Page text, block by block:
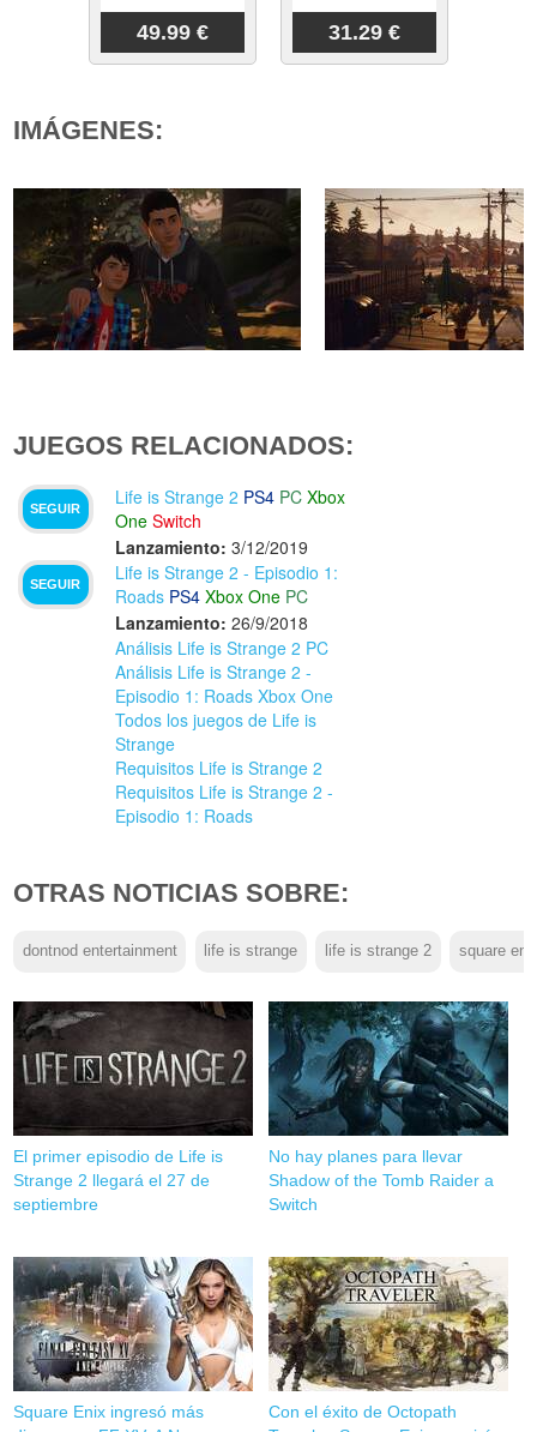
49.99 € 31.29 €
IMÁGENES:
JUEGOS RELACIONADOS:
SEGUIR
Life is Strange 2 PS4 PC Xbox
One Switch
Lanzamiento: 3/12/2019
SEGUIR
Life is Strange 2 - Episodio 1:
Roads PS4 Xbox One PC
Lanzamiento: 26/9/2018
Análisis Life is Strange 2 PC
Análisis Life is Strange 2 -
Episodio 1: Roads Xbox One
Todos los juegos de Life is
Strange
Requisitos Life is Strange 2
Requisitos Life is Strange 2 -
Episodio 1: Roads
OTRAS NOTICIAS SOBRE:
dontnod entertainment life is strange life is strange 2 square
El primer episodio de Life is
Strange 2 llegará el 27 de
septiembre
No hay planes para llevar
Shadow of the Tomb Raider a
Switch
Square Enix ingresó más
Con el éxito de Octopath